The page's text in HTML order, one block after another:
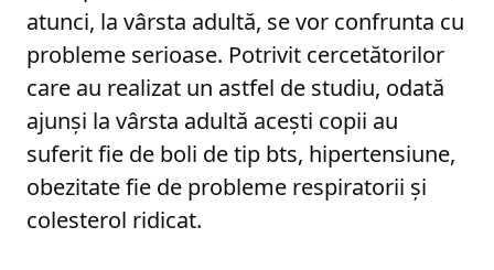
atunci, la vârsta adultă, se vor confrunta cu
probleme serioase. Potrivit cercetătorilor
care au realizat un astfel de studiu, odată
ajunşi la vârsta adultă aceşti copii au
suferit fie de boli de tip bts, hipertensiune,
obezitate fie de probleme respiratorii şi
colesterol ridicat.